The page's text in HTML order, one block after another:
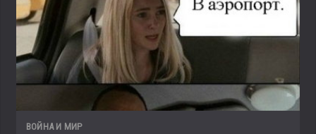
ВОЙНА И МИР